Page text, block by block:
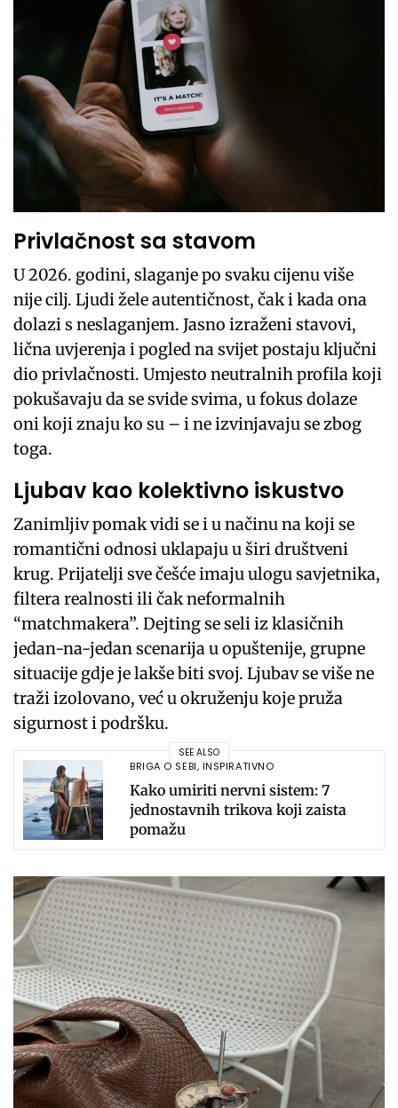
Privlačnost sa stavom
U 2026. godini, slaganje po svaku cijenu više
nije cilj. Ljudi žele autentičnost, čak i kada ona
dolazi s neslaganjem. Jasno izraženi stavovi,
lična uvjerenja i pogled na svijet postaju ključni
dio privlačnosti. Umjesto neutralnih profila koji
pokušavaju da se svide svima, u fokus dolaze
oni koji znaju ko su – i ne izvinjavaju se zbog
toga.
Ljubav kao kolektivno iskustvo
Zanimljiv pomak vidi se i u načinu na koji se
romantični odnosi uklapaju u širi društveni
krug. Prijatelji sve češće imaju ulogu savjetnika,
filtera realnosti ili čak neformalnih
“matchmakera”. Dejting se seli iz klasičnih
jedan-na-jedan scenarija u opuštenije, grupne
situacije gdje je lakše biti svoj. Ljubav se više ne
traži izolovano, već u okruženju koje pruža
sigurnost i podršku.
SEE ALSO
BRIGA O SEBI, INSPIRATIVNO
Kako umiriti nervni sistem: 7
jednostavnih trikova koji zaista
pomažu